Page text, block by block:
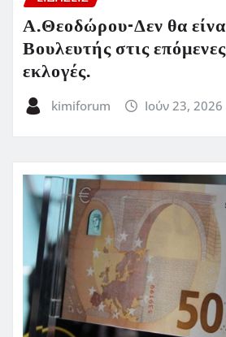
Α.Θεοδώρου-Δεν θα
Βουλευτής στις
εκλογές.
kimiforum Ιούν 23, 2026